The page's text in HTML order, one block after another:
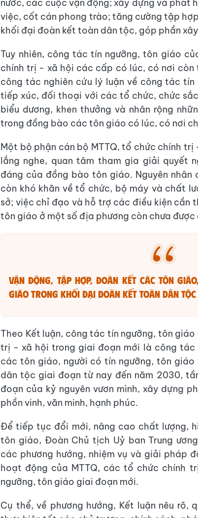
nước, các cuộc vận động; xây dựng và phát
việc, cốt cán phong trào; tăng cường tập
khối đại đoàn kết toàn dân tộc, góp phần
Tuy nhiên, công tác tín ngưỡng, tôn giáo
chính trị - xã hội các cấp có lúc, có nơi còn
công tác nghiên cứu lý luận về công tác
tiếp xúc, đối thoại với các tổ chức, chức
biểu dương, khen thưởng và nhân rộng
trong đồng bào các tôn giáo có lúc, có nơi
Một bộ phận cán bộ MTTQ, tổ chức chính
lắng nghe, quan tâm tham gia giải quyết
đáng của đồng bào tôn giáo. Nguyên nhân
còn khó khăn về tổ chức, bộ máy và chất
sở; việc chỉ đạo và hỗ trợ các điều kiện cần
tôn giáo ở một số địa phương còn chưa được
Vận động, tập hợp, đoàn kết các tôn
giáo trong khối đại đoàn kết toàn dân tộc
Theo Kết luận, công tác tín ngưỡng, tôn
trị - xã hội trong giai đoạn mới là công tác
các tôn giáo, người có tín ngưỡng, tôn
dân tộc giai đoạn từ nay đến năm 2030,
đoạn của kỷ nguyên vươn mình, xây dựng
phồn vinh, văn minh, hạnh phúc.
Để tiếp tục đổi mới, nâng cao chất lượng,
tôn giáo, Đoàn Chủ tịch Uỷ ban Trung
các phương hướng, nhiệm vụ và giải pháp
hoạt động của MTTQ, các tổ chức chính
ngưỡng, tôn giáo giai đoạn mới.
Cụ thể, về phương hướng, Kết luận nêu rõ,